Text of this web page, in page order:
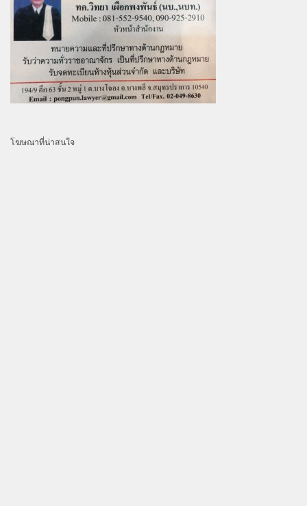
โฆษณาที่น่าสนใจ